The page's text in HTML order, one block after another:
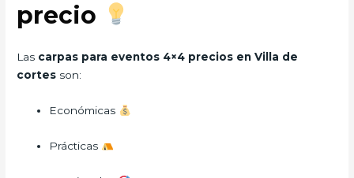
precio
Las carpas para eventos 4×4 precios en Villa de
cortes son:
Económicas
Prácticas